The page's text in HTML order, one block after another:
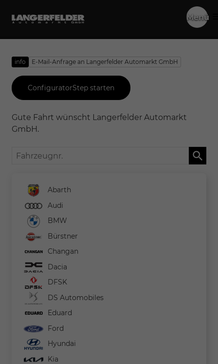
Menü
info E-Mail-Anfrage an Langerfelder Automarkt GmbH
ConfiguratorStep starten
Gute Fahrt wünscht Langerfelder Automarkt
GmbH.
Fahrzeugnr.
Abarth
Audi
BMW
Bürstner
Changan
Dacia
DFSK
DS Automobiles
Eduard
Ford
Hyundai
Kia